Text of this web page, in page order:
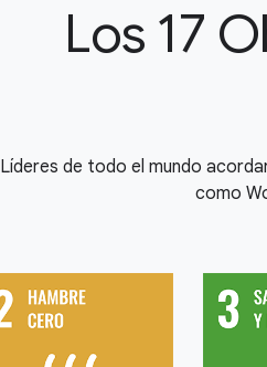
Los 17
Líderes de todo el mundo
como